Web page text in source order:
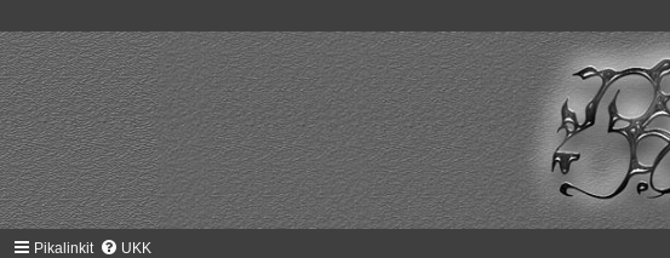
Pikalinkit UKK